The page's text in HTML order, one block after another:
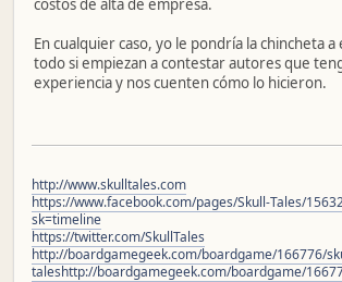
costos de alta de empresa.
En cualquier caso, yo le pondría la chincheta
todo si empiezan a contestar autores que
experiencia y nos cuenten cómo lo hicieron.
http://www.skulltales.com
https://www.facebook.com/pages/Skull-Tales/
sk=timeline
https://twitter.com/SkullTales
http://boardgamegeek.com/boardgame/166776/
taleshttp://boardgamegeek.com/boardgame/